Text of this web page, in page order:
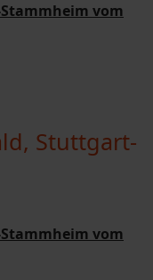
vom
Stuttgart-
vom